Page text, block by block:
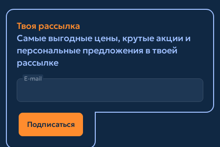
Твоя рассылка
Самые выгодные цены, крутые акции и
персональные предложения в твоей
рассылке
E-mail
Подписаться